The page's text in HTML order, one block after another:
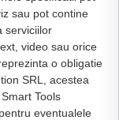
sau pot contine
serviciilor
video sau orice
o obligatie
SRL, acestea
Tools
eventualele